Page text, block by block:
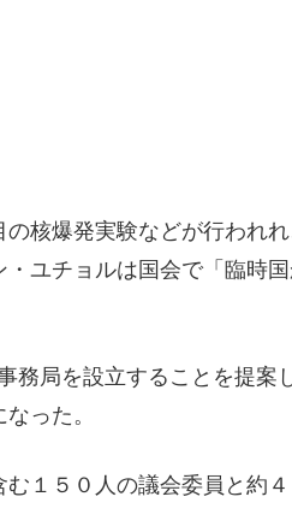
核爆発実験などが行われ
ユチョルは国会で「臨時
務局を設立することを提案
った。
１５０人の議会委員と約